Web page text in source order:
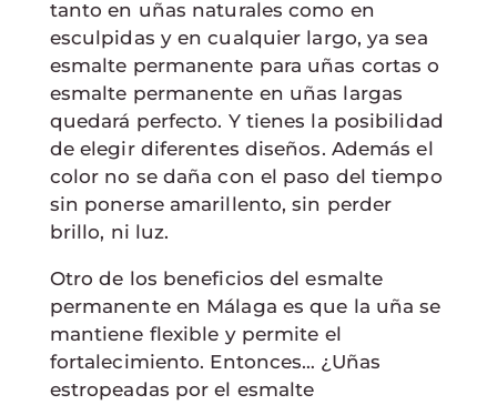
tanto en uñas naturales como en
esculpidas y en cualquier largo, ya sea
esmalte permanente para uñas cortas o
esmalte permanente en uñas largas
quedará perfecto. Y tienes la posibilidad
de elegir diferentes diseños. Además el
color no se daña con el paso del tiempo
sin ponerse amarillento, sin perder
brillo, ni luz.
Otro de los beneficios del esmalte
permanente en Málaga es que la uña se
mantiene flexible y permite el
fortalecimiento. Entonces… ¿Uñas
estropeadas por el esmalte